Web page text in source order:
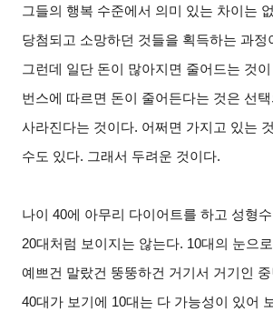
그들의 행복 수준에서 의미 있는 차이는
당첨되고 소망하던 것들을 획득하는 과정
그런데 일단 돈이 많아지면 줄어드는 것이
번스에 따르면 돈이 줄어든다는 것은 선택
사라진다는 것이다. 어쩌면 가지고 있는
수도 있다. 그래서 두려운 것이다.
나이 40에 아무리 다이어트를 하고 성형
20대처럼 보이지는 않는다. 10대의 눈으
예쁘건 말랐건 뚱뚱하건 거기서 거기인
40대가 보기에 10대는 다 가능성이 있어